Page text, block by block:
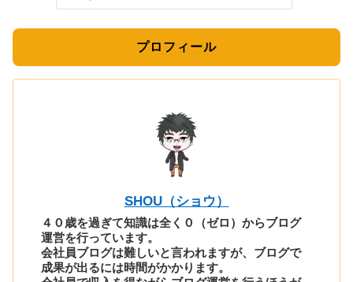
プロフィール
SHOU（ショウ）
４０歳を過ぎて知識は全く０（ゼロ）からブログ
運営を行っています。
会社員ブログは難しいと言われますが、ブログで
成果が出るには時間がかかります。